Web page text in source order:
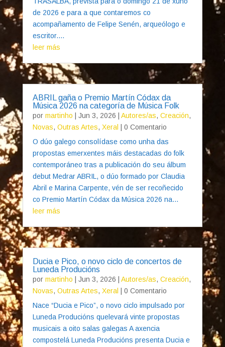
de 2026 e para a que contaremos co
acompañamento de Felipe Senén, arqueólogo e
escritor....
leer más
ABRIL gaña o Premio Martín Códax da
Música 2026 na categoría de Música Folk
por martinho Jun 3, 2026 Autores/as, Creación,
Novas, Outras Artes, Xeral
| 0 Comentario
O dúo galego consolídase como unha das
propostas emerxentes máis destacadas do folk
contemporáneo tras a publicación do seu álbum
debut Medrar ABRIL, o dúo formado por Claudia
Abril e Marina Carpente, vén de ser recoñecido
co Premio Martín Códax da Música 2026 na...
leer más
Ducia e Pico, o novo ciclo de concertos de
Luneda Producións
por martinho Jun 3, 2026 Autores/as, Creación,
Novas, Outras Artes, Xeral
| 0 Comentario
Nace “Ducia e Pico”, o novo ciclo impulsado por
Luneda Producións quelevará vinte propostas
musicais a oito salas galegas A axencia
compostelá Luneda Producións presenta Ducia e